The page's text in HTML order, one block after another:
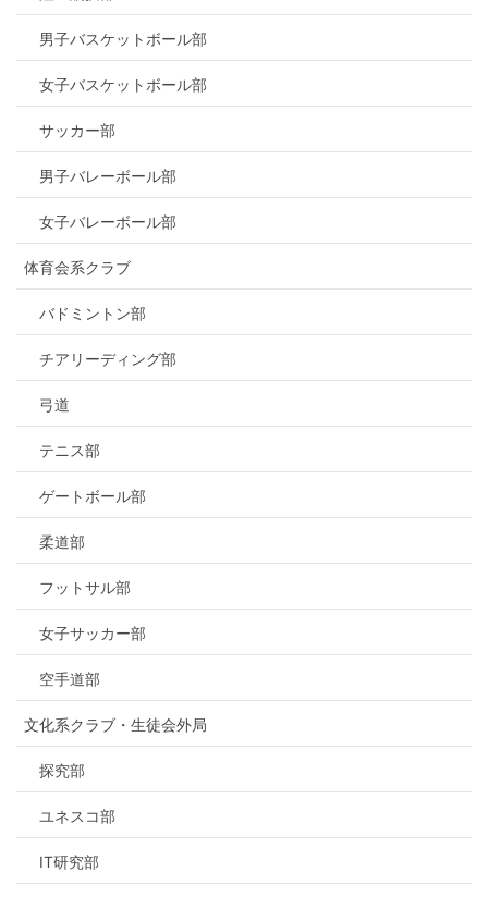
男子バスケットボール部
女子バスケットボール部
サッカー部
男子バレーボール部
女子バレーボール部
体育会系クラブ
バドミントン部
チアリーディング部
弓道
テニス部
ゲートボール部
柔道部
フットサル部
女子サッカー部
空手道部
文化系クラブ・生徒会外局
探究部
ユネスコ部
IT研究部